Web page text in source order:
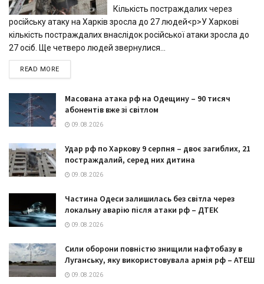
Кількість постраждалих через
російську атаку на Харків зросла до 27 людей<p>У Харкові
кількість постраждалих внаслідок російської атаки зросла до
27 осіб. Ще четверо людей звернулися...
READ MOREDETAILS
Масована атака рф на Одещину – 90 тисяч
абонентів вже зі світлом
09.08.2026
Удар рф по Харкову 9 серпня – двоє загиблих, 21
постраждалий, серед них дитина
09.08.2026
Частина Одеси залишилась без світла через
локальну аварію після атаки рф – ДТЕК
09.08.2026
Сили оборони повністю знищили нафтобазу в
Луганську, яку використовувала армія рф – АТЕШ
09.08.2026